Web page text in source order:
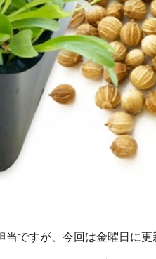
当ですが、今回は金曜日に更